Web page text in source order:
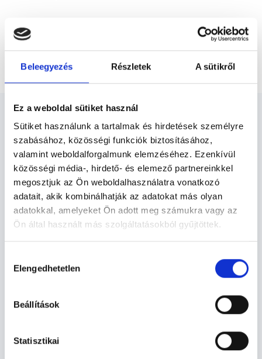
Beleegyezés Részletek A sütikről
Ez a weboldal sütiket használ
Sütiket használunk a tartalmak és hirdetések személyre
szabásához, közösségi funkciók biztosításához,
valamint weboldalforgalmunk elemzéséhez. Ezenkívül
közösségi média-, hirdető- és elemező partnereinkkel
megosztjuk az Ön weboldalhasználatra vonatkozó
adatait, akik kombinálhatják az adatokat más olyan
adatokkal, amelyeket Ön adott meg számukra vagy az
Ön által használt más szolgáltatásokból gyűjtöttek.
szabályzat:https://foglaljorvost.hu/info/foglaljorvost-
kiválasztása
Elengedhetetlen
Beállítások
Statisztikai
Főoldal
Ellenőrző vizsgálat
Belgyógyász Miskolc -
Belgyógyászat
Visszatérő probléma, tünet, vagy egy kezelés lezárultával
ellenőrző vizsgálat válhat szükségessé. Ilyenkor a
belgyógyász szakorvos megállapítja, gyógyultnak
szükség.
Belgyógyászat TERÜLETHEZ KAPCSOLÓDÓ
Szolgáltatások